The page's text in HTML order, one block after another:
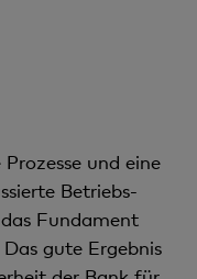
und eine
Betriebs-
Fundament
gute Ergebnis